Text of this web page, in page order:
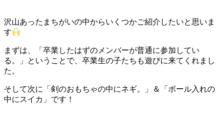
沢山あったまちがいの中からいくつかご紹介したいと思いま
す
まずは、「卒業したはずのメンバーが普通に参加してい
る。」ということで、卒業生の子たちも遊びに来てくれまし
た。
そして次に「剣のおもちゃの中にネギ。」＆「ボール入れの
中にスイカ」です！